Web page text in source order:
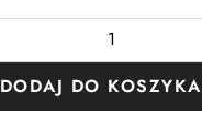
DODAJ DO KOSZYKA